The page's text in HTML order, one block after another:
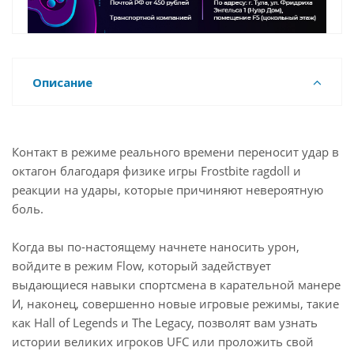
Описание
Контакт в режиме реального времени переносит удар в
октагон благодаря физике игры Frostbite ragdoll и
реакции на удары, которые причиняют невероятную
боль.
Когда вы по-настоящему начнете наносить урон,
войдите в режим Flow, который задействует
выдающиеся навыки спортсмена в карательной манере
И, наконец, совершенно новые игровые режимы, такие
как Hall of Legends и The Legacy, позволят вам узнать
истории великих игроков UFC или проложить свой